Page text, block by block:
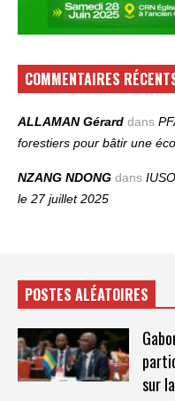
COMMENTAIRES
ALLAMAN Gérard dans
forestiers pour bâtir une
NZANG NDONG dans
le 27 juillet 2025
POSTES ALÉATOIRES
sur